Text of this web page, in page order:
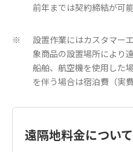
前年までは契約締結が可能
※
設置作業にはカスタマー
象商品の設置場所により
船舶、航空機を使用した
を伴う場合は宿泊費（実
遠隔地料金について